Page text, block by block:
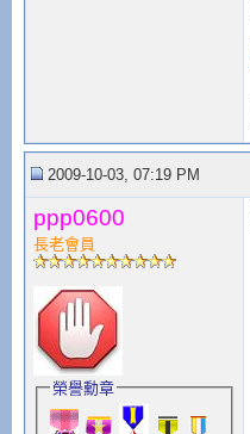
2009-10-03, 07:19 PM
ppp0600
長老會員
榮譽勳章